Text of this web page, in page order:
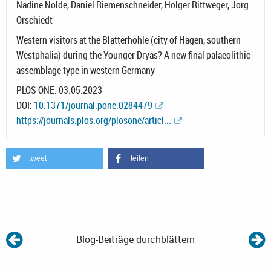
Nadine Nolde, Daniel Riemenschneider, Holger Rittweger, Jörg
Orschiedt
Western visitors at the Blätterhöhle (city of Hagen, southern
Westphalia) during the Younger Dryas? A new final palaeolithic
assemblage type in western Germany
PLOS ONE. 03.05.2023
DOI: 10.1371/journal.pone.0284479
https://journals.plos.org/plosone/articl...
tweet teilen
Blog-Beiträge durchblättern